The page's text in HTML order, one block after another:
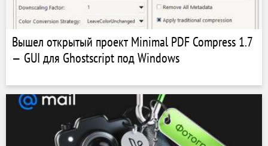
Вышел открытый проект Minimal PDF Compress 1.7
— GUI для Ghostscript под Windows